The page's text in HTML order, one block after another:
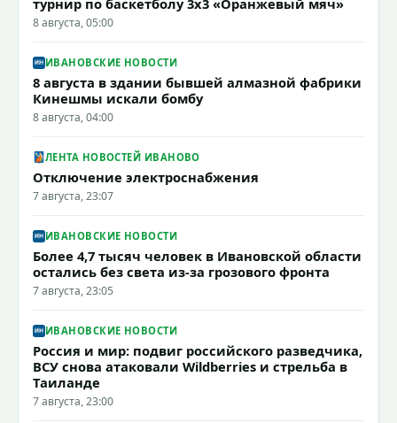
8 августа, 05:00
ИВАНОВСКИЕ НОВОСТИ
8 августа в здании бывшей алмазной фабрики
Кинешмы искали бомбу
8 августа, 04:00
ЛЕНТА НОВОСТЕЙ ИВАНОВО
Отключение электроснабжения
7 августа, 23:07
ИВАНОВСКИЕ НОВОСТИ
Более 4,7 тысяч человек в Ивановской области
остались без света из-за грозового фронта
7 августа, 23:05
ИВАНОВСКИЕ НОВОСТИ
Россия и мир: подвиг российского разведчика,
ВСУ снова атаковали Wildberries и стрельба в
Таиланде
7 августа, 23:00